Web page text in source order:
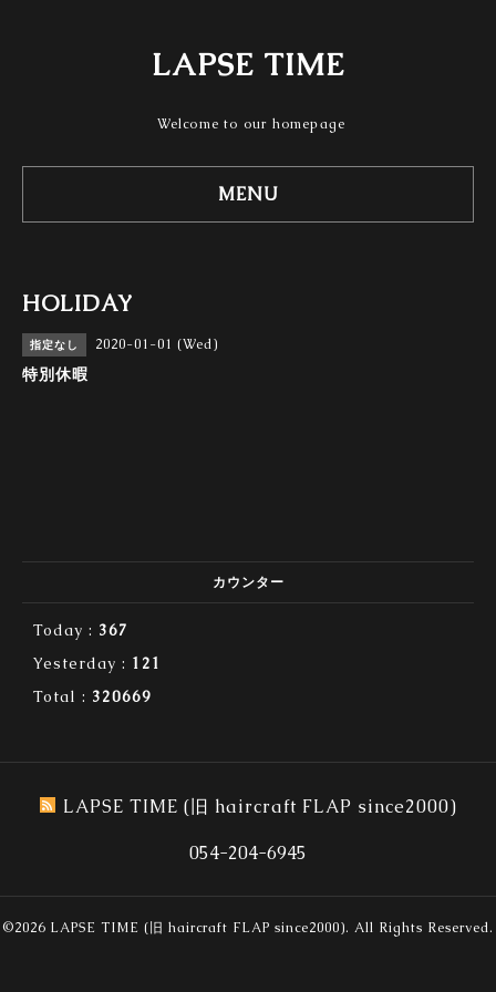
LAPSE TIME
Welcome to our homepage
MENU
HOLIDAY
指定なし 2020-01-01 (Wed)
特別休暇
カウンター
Today : 367
Yesterday : 121
Total : 320669
LAPSE TIME (旧 haircraft FLAP since2000)
054-204-6945
©2026 LAPSE TIME (旧 haircraft FLAP since2000). All Rights Reserved.